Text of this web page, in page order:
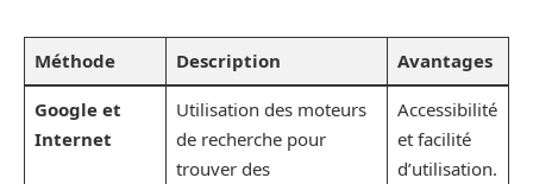
Méthode Description Avantages
Google et
Internet
Utilisation des moteurs
de recherche pour
trouver des
Accessibilité
et facilité
d’utilisation.